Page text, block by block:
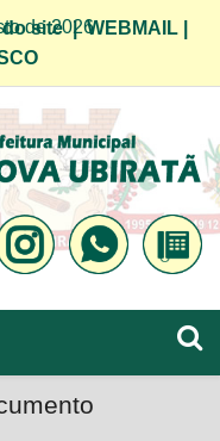
de 2026
do site|WEBMAIL